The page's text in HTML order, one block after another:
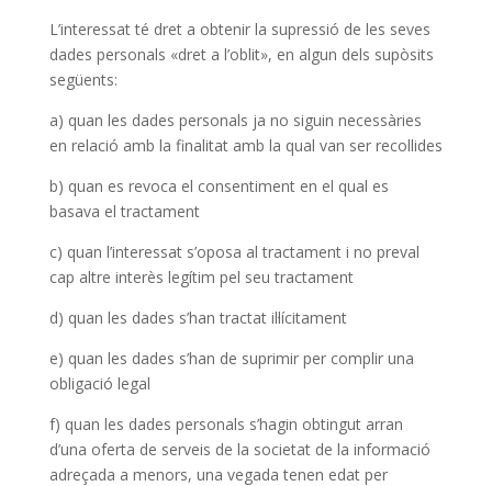
L’interessat té dret a obtenir la supressió de les seves
dades personals «dret a l’oblit», en algun dels supòsits
següents:
a) quan les dades personals ja no siguin necessàries
en relació amb la finalitat amb la qual van ser recollides
b) quan es revoca el consentiment en el qual es
basava el tractament
c) quan l’interessat s’oposa al tractament i no preval
cap altre interès legítim pel seu tractament
d) quan les dades s’han tractat il·lícitament
e) quan les dades s’han de suprimir per complir una
obligació legal
f) quan les dades personals s’hagin obtingut arran
d’una oferta de serveis de la societat de la informació
adreçada a menors, una vegada tenen edat per